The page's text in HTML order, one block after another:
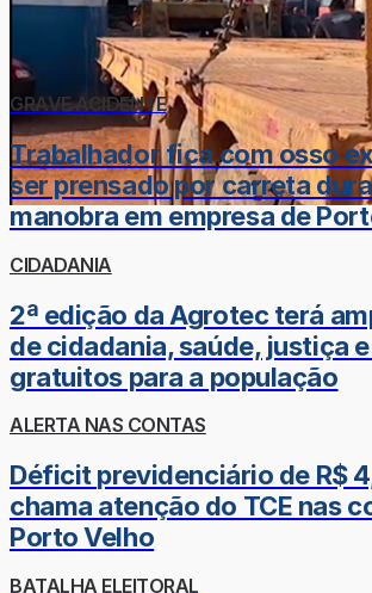
GRAVE ACIDENTE
Trabalhador fica com osso
ser prensado por carreta
manobra em empresa de
CIDADANIA
2ª edição da Agrotec terá
de cidadania, saúde, justiça
gratuitos para a população
ALERTA NAS CONTAS
Déficit previdenciário de R$
chama atenção do TCE nas
Porto Velho
BATALHA ELEITORAL